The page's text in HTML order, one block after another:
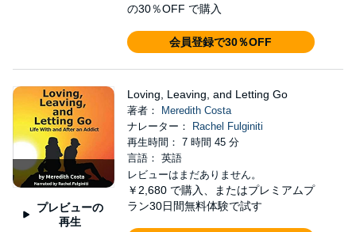
の30％OFF で購入
会員登録で30％OFF
プレビューの
再生
Loving, Leaving, and Letting Go
著者：
Meredith Costa
ナレーター：
Rachel Fulginiti
再生時間： 7 時間 45 分
言語： 英語
レビューはまだありません。
￥2,680 で購入、またはプレミアムプ
ラン30日間無料体験で試す